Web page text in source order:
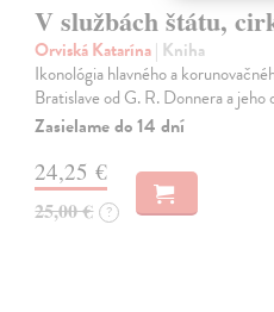
V službách štátu,
Orviská Katarína| Kniha
Ikonológia hlavného a
Bratislave od G. R. Donnera a
Zasielame do 14 dní
24,25 €
25,00 € ?